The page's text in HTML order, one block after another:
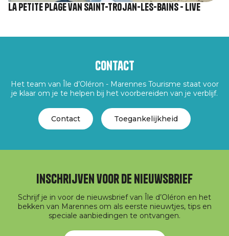
La Petite Plage van Saint-Trojan-les-Bains - Live
Contact
Het team van Île d’Oléron - Marennes Tourisme staat voor
je klaar om je te helpen bij het voorbereiden van je verblijf.
Contact Toegankelijkheid
Inschrijven voor de nieuwsbrief
Schrijf je in voor de nieuwsbrief van Île d’Oléron en het
bekken van Marennes om als eerste nieuwtjes, tips en
speciale aanbiedingen te ontvangen.